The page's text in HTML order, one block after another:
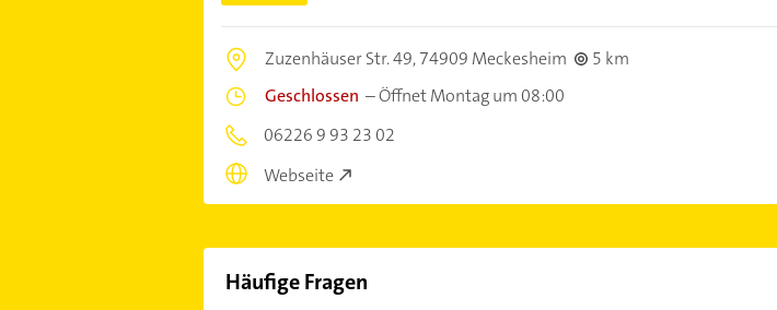
Zuzenhäuser Str. 49,74909 Meckesheim
5 km
Geschlossen –Öffnet Montag um 08:00
06226 9 93 23 02
Webseite
Häufige Fragen